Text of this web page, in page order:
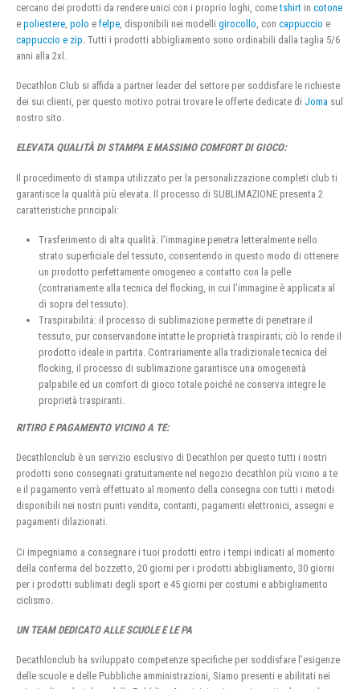
cercano dei prodotti da rendere unici con i proprio loghi, cometshirt in cotone
e poliestere polo e felpe , disponibili nei modelli girocollo , con cappuccio e
cappuccio e zip . Tutti i prodotti abbigliamento sono ordinabili dalla taglia 5/6
anni alla 2xl.
Decathlon Club si affida a partner leader del settore per soddisfare le richieste
dei sui clienti, per questo motivo potrai trovare le offerte dedicate di Joma sul
nostro sito.
ELEVATA QUALITÀ DI STAMPA E MASSIMO COMFORT DI GIOCO:
Il procedimento di stampa utilizzato per la personalizzazione completi club ti
garantisce la qualità più elevata. Il processo di SUBLIMAZIONE presenta 2
caratteristiche principali:
Trasferimento di alta qualità: l’immagine penetra letteralmente nello
strato superficiale del tessuto, consentendo in questo modo di ottenere
un prodotto perfettamente omogeneo a contatto con la pelle
(contrariamente alla tecnica del flocking, in cui l’immagine è applicata al
di sopra del tessuto).
Traspirabilità: il processo di sublimazione permette di penetrare il
tessuto, pur conservandone intatte le proprietà traspiranti; ciò lo rende il
prodotto ideale in partita. Contrariamente alla tradizionale tecnica del
flocking, il processo di sublimazione garantisce una omogeneità
palpabile ed un comfort di gioco totale poiché ne conserva integre le
proprietà traspiranti.
RITIRO E PAGAMENTO VICINO A TE:
Decathlonclub è un servizio esclusivo di Decathlon per questo tutti i nostri
prodotti sono consegnati gratuitamente nel negozio decathlon più vicino a te
e il pagamento verrà effettuato al momento della consegna con tutti i metodi
disponibili nei nostri punti vendita, contanti, pagamenti elettronici, assegni e
pagamenti dilazionati.
Ci impegniamo a consegnare i tuoi prodotti entro i tempi indicati al momento
della conferma del bozzetto, 20 giorni per i prodotti abbigliamento, 30 giorni
per i prodotti sublimati degli sport e 45 giorni per costumi e abbigliamento
ciclismo.
UN TEAM DEDICATO ALLE SCUOLE E LE PA
Decathlonclub ha sviluppato competenze specifiche per soddisfare l’esigenze
delle scuole e delle Pubbliche amministrazioni, Siamo presenti e abilitati nei